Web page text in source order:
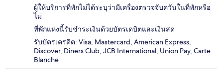
ผู้ให้บริการที่พักไม่ได้ระบุว่ามีเครื่องตรวจจับควันในที่พักหรือ
ไม่
ที่พักแห่งนี้รับชำระเงินด้วยบัตรเดบิตและเงินสด
รับบัตรเครดิต: Visa, Mastercard, American Express,
Discover, Diners Club, JCB International, Union Pay, Carte
Blanche